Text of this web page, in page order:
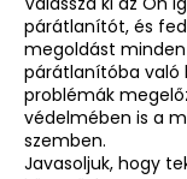
párátlanítót, és
megoldást
párátlanítóba való
problémák
védelmében is a
szemben.
Javasoljuk, hogy